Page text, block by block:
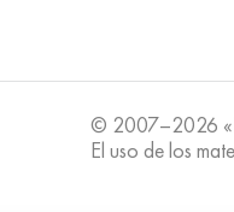
© 2007–2026
El uso de los